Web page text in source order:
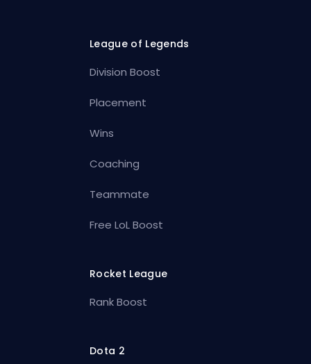
League of Legends
Division Boost
Placement
Wins
Coaching
Teammate
Free LoL Boost
Rocket League
Rank Boost
Dota 2